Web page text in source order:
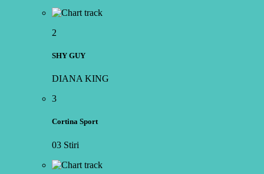
2
SHY GUY
DIANA KING
3
Cortina Sport
03 Stiri